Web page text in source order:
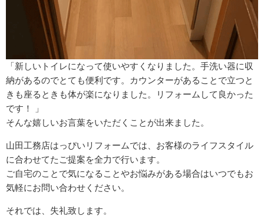
「新しいトイレになって使いやすくなりました。手洗い器に収
納があるのでとても便利です。カウンターがあることで立つと
きも座るときも体が楽になりました。リフォームして良かった
です！ 」
そんな嬉しいお言葉をいただくことが出来ました。
山田工務店はっぴいリフォームでは、お客様のライフスタイル
に合わせてたご提案を全力で行います。
ご自宅のことで気になることやお悩みがある場合はいつでもお
気軽にお問い合わせください。
それでは、失礼致します。